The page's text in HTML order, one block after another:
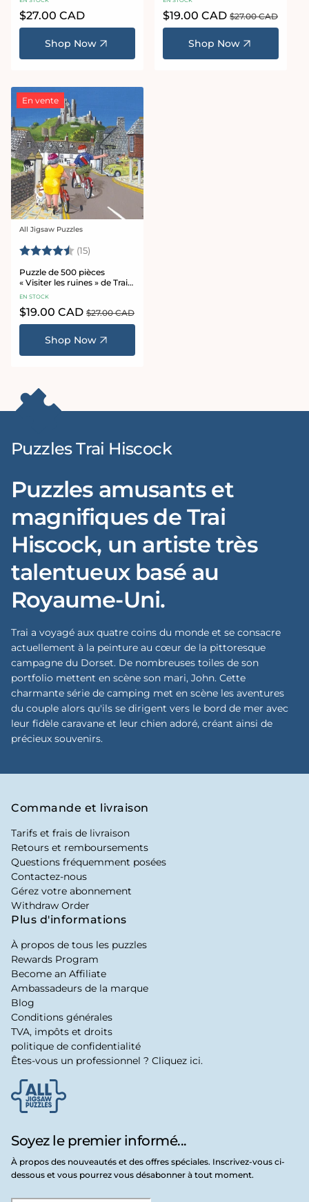
Prix
habituel
$27.00 CAD
Shop Now
Prix
promotionnel
$19.00 CAD Prix
habituel
$27.00 CAD
Shop Now
En vente
Fournisseur :
All Jigsaw Puzzles
Note: (15)
Puzzle de 500 pièces
« Visiter les ruines » de Trai
Hiscock
EN STOCK
Prix
promotionnel
$19.00 CAD Prix
habituel
$27.00 CAD
Shop Now
Puzzles Trai Hiscock
Puzzles amusants et
magnifiques de Trai
Hiscock, un artiste très
talentueux basé au
Royaume-Uni.
Trai a voyagé aux quatre coins du monde et se consacre
actuellement à la peinture au cœur de la pittoresque
campagne du Dorset. De nombreuses toiles de son
portfolio mettent en scène son mari, John. Cette
charmante série de camping met en scène les aventures
du couple alors qu'ils se dirigent vers le bord de mer avec
leur fidèle caravane et leur chien adoré, créant ainsi de
précieux souvenirs.
Soyez le premier informé...
À propos des nouveautés et des offres spéciales. Inscrivez-vous ci-
dessous et vous pourrez vous désabonner à tout moment.
Commande et livraison
Tarifs et frais de livraison
Retours et remboursements
Questions fréquemment posées
Contactez-nous
Gérez votre abonnement
Withdraw Order
Plus d'informations
À propos de tous les puzzles
Rewards Program
Become an Affiliate
Ambassadeurs de la marque
Blog
Conditions générales
TVA, impôts et droits
politique de confidentialité
Êtes-vous un professionnel ? Cliquez ici.